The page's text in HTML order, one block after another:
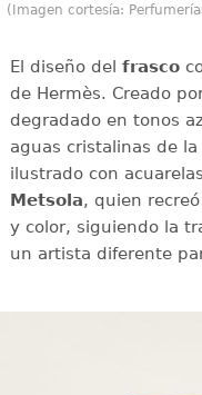
(Imagen cortesía:
El diseño del frasco
de Hermès. Creado
degradado en tonos
aguas cristalinas de
ilustrado con
Metsola, quien
y color, siguiendo la
un artista diferente